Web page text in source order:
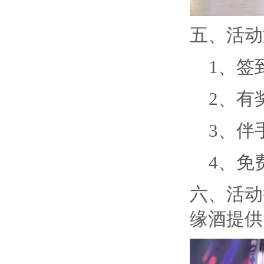
五、活
1、签
2、有
3、伴
4、免
六、活
缘酒提供